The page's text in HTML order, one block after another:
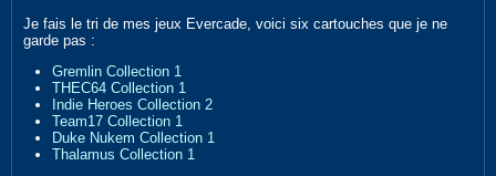
Je fais le tri de mes jeux Evercade, voici six cartouches que je ne
garde pas :
Gremlin Collection 1
THEC64 Collection 1
Indie Heroes Collection 2
Team17 Collection 1
Duke Nukem Collection 1
Thalamus Collection 1